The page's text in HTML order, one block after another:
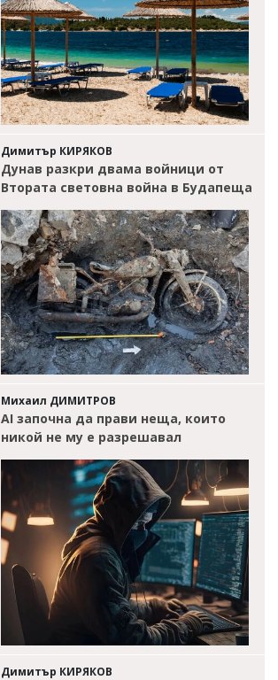
Димитър КИРЯКОВ
Дунав разкри двама войници от
Втората световна война в Будапеща
Михаил ДИМИТРОВ
AI започна да прави неща, които
никой не му е разрешавал
Димитър КИРЯКОВ